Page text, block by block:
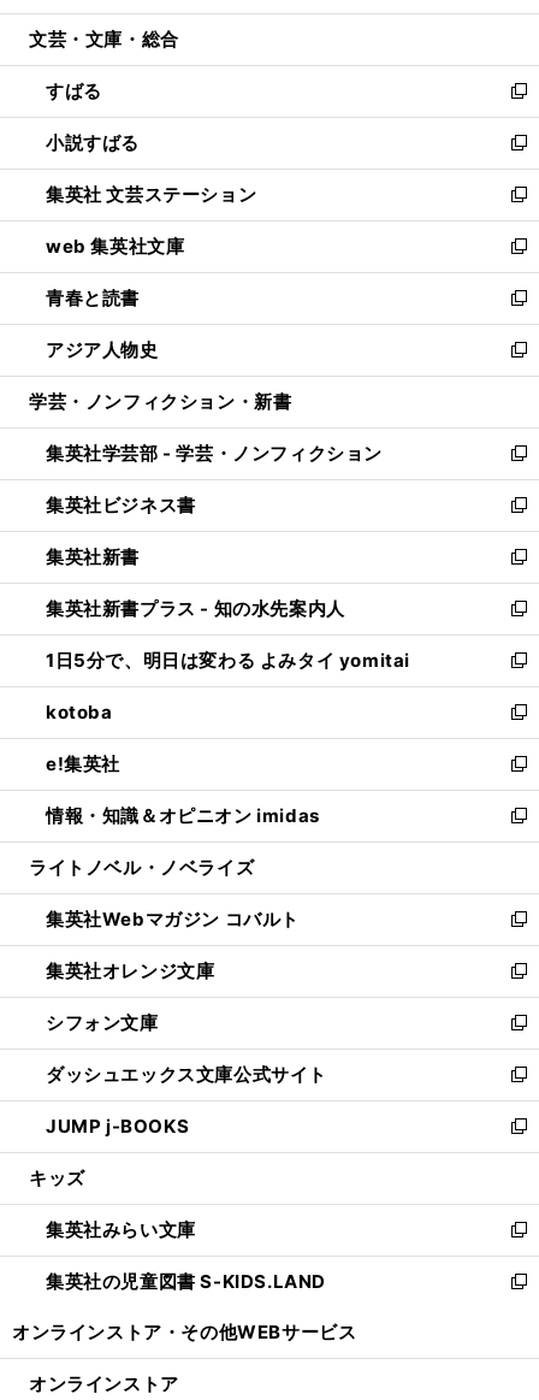
開
ウ
開
く
ン
ウ
で
開
く
ウ
ン
ド
ウ
で
開
く
文芸・文庫・総合
すばる
新
し
い
ウ
ィ
ン
ド
ウ
で
開
く
小説すばる
新
し
い
ウ
ィ
ン
ド
ウ
で
開
集英社 文芸ステーション
新
し
い
ウ
ィ
ン
ド
ウ
開
く
web 集英社文庫
新
し
い
ウ
ィ
ン
ウ
で
開
く
青春と読書
新
し
い
ウ
ン
ド
ウ
で
開
く
アジア人物史
新
し
ウ
ィ
ン
ド
ウ
で
開
く
学芸・ノンフィクション・新書
集英社学芸部 - 学芸・ノンフィクション
新
し
い
ウ
ィ
ン
ド
ウ
で
開
く
集英社ビジネス書
新
し
い
ウ
ィ
ン
ド
ウ
で
開
く
集英社新書
新
し
い
ウ
ィ
ン
ド
ウ
で
開
く
集英社新書プラス - 知の水先案内人
新
し
い
ウ
ィ
ン
ド
ウ
で
開
1日5分で、明日は変わる よみタイ yomitai
新
し
い
ウ
ィ
ン
ド
ウ
開
く
kotoba
新
し
い
ウ
ィ
ン
ウ
で
開
く
e!集英社
新
し
い
ウ
ン
ド
ウ
で
開
く
情報・知識＆オピニオン imidas
新
し
ウ
ィ
ン
ド
ウ
で
開
く
ライトノベル・ノベライズ
集英社Webマガジン コバルト
新
し
い
ウ
ィ
ン
ド
ウ
で
開
集英社オレンジ文庫
新
し
い
ウ
ィ
ン
ド
ウ
開
く
シフォン文庫
新
し
い
ウ
ィ
ン
ウ
で
開
く
ダッシュエックス文庫公式サイト
新
し
い
ウ
ン
ド
ウ
で
JUMP j-BOOKS
新
し
ウ
ィ
ン
ド
開
キッズ
集英社みらい文庫
新
し
い
ン
集英社の児童図書 S-KIDS.LAND
新
ウ
オンラインストア・ その他WEBサービス
オンラインストア